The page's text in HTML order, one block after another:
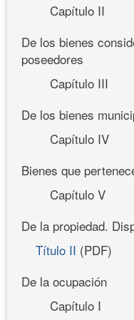
Capítulo II
De los bienes
poseedores
Capítulo III
De los bienes
Capítulo IV
Bienes que
Capítulo V
De la propiedad.
Título II (PDF)
De la ocupación
Capítulo I